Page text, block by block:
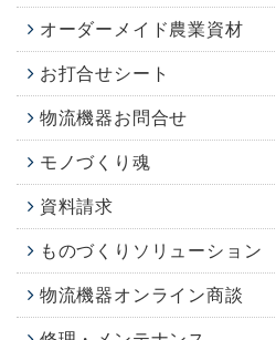
オーダーメイド農業資材
お打合せシート
物流機器お問合せ
モノづくり魂
資料請求
ものづくりソリューション
物流機器オンライン商談